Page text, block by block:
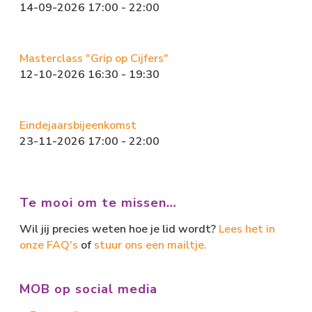
14-09-2026 17:00 - 22:00
Masterclass "Grip op Cijfers"
12-10-2026 16:30 - 19:30
Eindejaarsbijeenkomst
23-11-2026 17:00 - 22:00
Te mooi om te missen…
Wil jij precies weten hoe je lid wordt? Lees het in
onze FAQ's of stuur ons een mailtje.
MOB op social media